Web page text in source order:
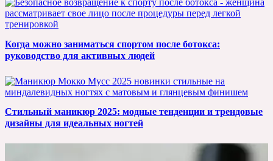
Когда можно заниматься спортом после ботокса:
руководство для активных людей
Стильный маникюр 2025: модные тенденции и трендовые
дизайны для идеальных ногтей